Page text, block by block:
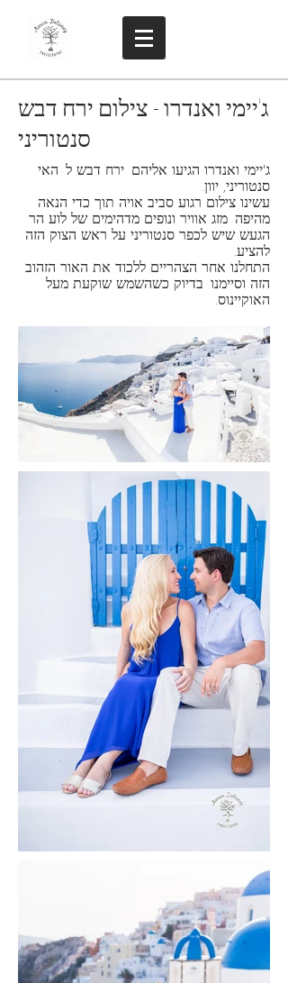
ג'יימי ואנדרו - צילום ירח דבש
סנטוריני
ג'יימי ואנדרו הגיעו אליהם ירח דבש ל האי
סנטוריני, יוון.
עשינו צילום רגוע סביב אויה תוך כדי הנאה
מהיפה מזג אוויר ונופים מדהימים של לוע הר
הגעש שיש לכפר סנטוריני על ראש הצוק הזה
להציע.
התחלנו אחר הצהריים ללכוד את האור הזהוב
הזה וסיימנו בדיוק כשהשמש שוקעת מעל
האוקיינוס.